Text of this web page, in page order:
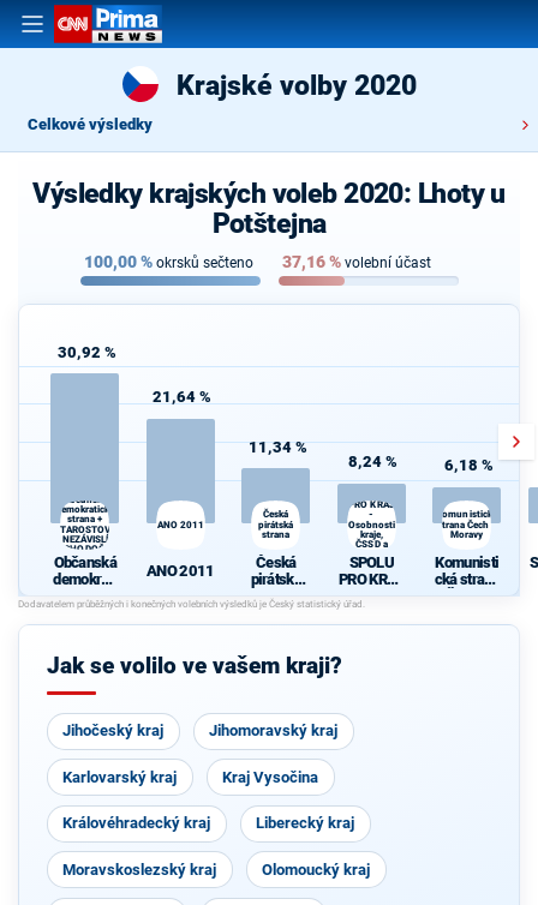
Krajské volby 2020
Celkové výsledky
Výsledky krajských voleb 2020: Lhoty u
Potštejna
100,00% okrsků sečteno 37,16% volební účast
30,92 %
Občanská
demokratická
strana +
STAROSTOVÉ
A NEZÁVISLÍ a
VÝCHODOČEŠI
Občanská
demokrati
cká strana
+
STAROST
NEZÁVISL
VÝCHODO
ČEŠI
21,64 %
ANO 2011
ANO 2011
11,34 %
Česká
pirátská
strana
Česká
pirátská
strana
8,24 %
PRO KRAJ
-
Osobnosti
kraje,
ČSSD a
SPOLU
PRO KRAJ
Osobnosti
kraje,
6,18 %
Komunistická
strana Čech a
Moravy
Komunisti
cká strana
Čech a
Jak se volilo ve vašem kraji?
Jihočeský kraj Jihomoravský kraj
Karlovarský kraj Kraj Vysočina
Královéhradecký kraj Liberecký kraj
Moravskoslezský kraj Olomoucký kraj